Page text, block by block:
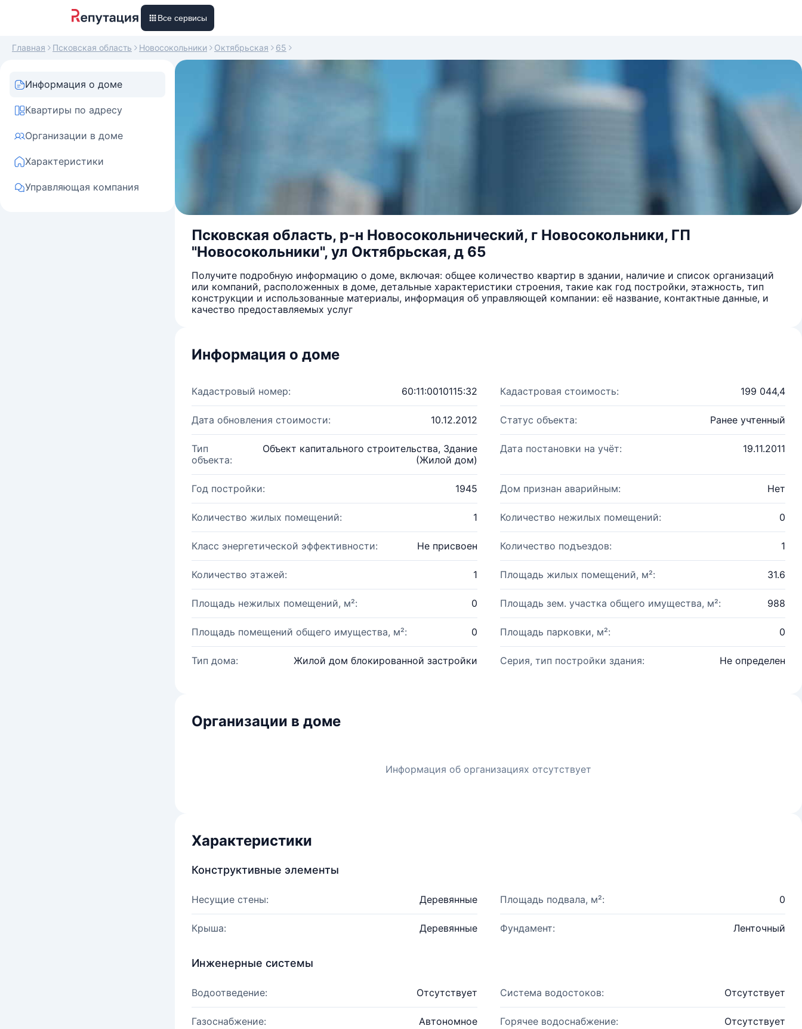
Все сервисы
Главная Псковская область Новосокольники Октябрьская 65
Информация о доме
Квартиры по адресу
Организации в доме
Характеристики
Управляющая компания
Псковская область, р-н Новосокольнический, г Новосокольники, ГП
"Новосокольники", ул Октябрьская, д 65
Получите подробную информацию о доме, включая: общее количество квартир в здании, наличие и список организаций
или компаний, расположенных в доме, детальные характеристики строения, такие как год постройки, этажность, тип
конструкции и использованные материалы, информация об управляющей компании: её название, контактные данные, и
качество предоставляемых услуг
Информация о доме
Кадастровый номер: 60:11:0010115:32 Кадастровая стоимость: 199 044,4
Дата обновления стоимости: 10.12.2012 Статус объекта: Ранее учтенный
Тип
объекта:
Объект капитального строительства, Здание
(Жилой дом)
Дата постановки на учёт: 19.11.2011
Год постройки: 1945 Дом признан аварийным: Нет
Количество жилых помещений: 1 Количество нежилых помещений: 0
Класс энергетической эффективности: Не присвоен Количество подъездов: 1
Количество этажей: 1 Площадь жилых помещений, м²: 31.6
Площадь нежилых помещений, м²: 0 Площадь зем. участка общего имущества, м²: 988
Площадь помещений общего имущества, м²: 0 Площадь парковки, м²: 0
Тип дома: Жилой дом блокированной застройки Серия, тип постройки здания: Не определен
Организации в доме
Информация об организациях отсутствует
Характеристики
Конструктивные элементы
Несущие стены: Деревянные Площадь подвала, м²: 0
Крыша: Деревянные Фундамент: Ленточный
Инженерные системы
Водоотведение: Отсутствует Система водостоков: Отсутствует
Газоснабжение: Автономное Горячее водоснабжение: Отсутствует